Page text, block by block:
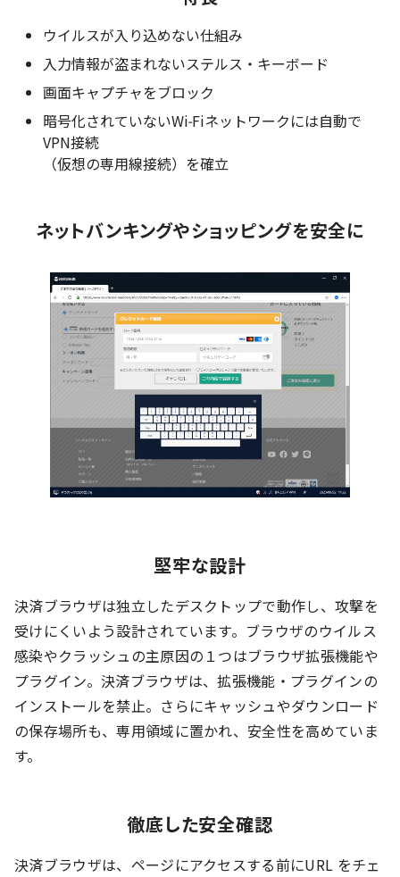
ウイルスが入り込めない仕組み
入力情報が盗まれないステルス・キーボード
画面キャプチャをブロック
暗号化されていないWi-Fiネットワークには自動で
VPN接続
（仮想の専用線接続）を確立
ネットバンキングやショッピングを安全に
堅牢な設計
決済ブラウザは独立したデスクトップで動作し、攻撃を
受けにくいよう設計されています。ブラウザのウイルス
感染やクラッシュの主原因の１つはブラウザ拡張機能や
プラグイン。決済ブラウザは、拡張機能・プラグインの
インストールを禁止。さらにキャッシュやダウンロード
の保存場所も、専用領域に置かれ、安全性を高めていま
す。
徹底した安全確認
決済ブラウザは、ページにアクセスする前にURL をチェ